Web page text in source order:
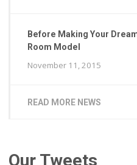
Before Making Your
Room Model
November 11, 2015
READ MORE NEWS
Our Tweets